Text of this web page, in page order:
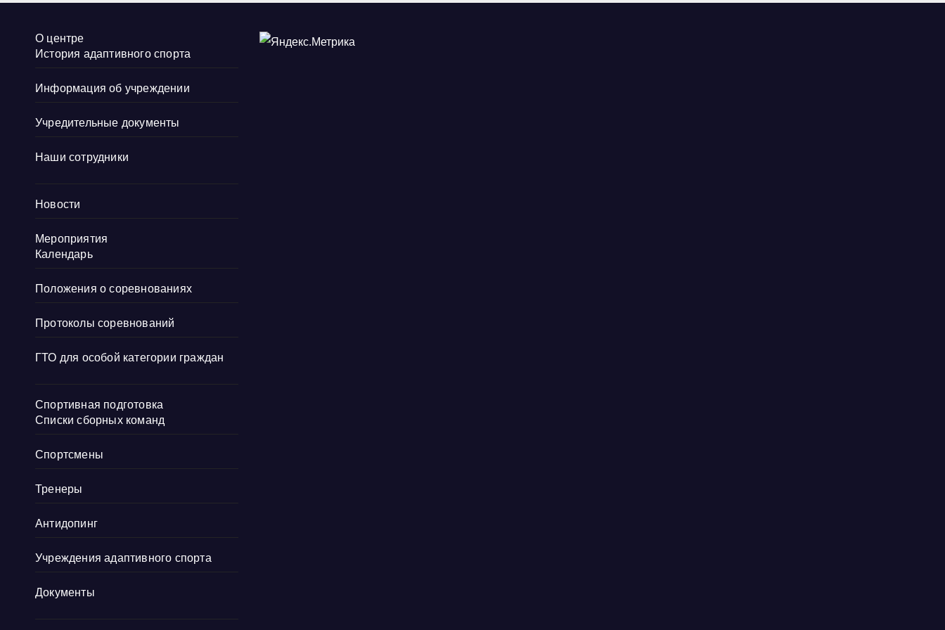
О центре
История адаптивного спорта
Информация об учреждении
Учредительные документы
Наши сотрудники
Новости
Мероприятия
Календарь
Положения о соревнованиях
Протоколы соревнований
ГТО для особой категории граждан
Спортивная подготовка
Списки сборных команд
Спортсмены
Тренеры
Антидопинг
Учреждения адаптивного спорта
Документы